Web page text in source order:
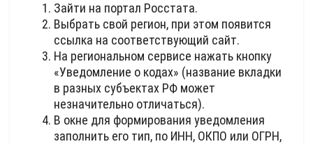
Зайти на портал Росстата.
Выбрать свой регион, при этом появится
ссылка на соответствующий сайт.
На региональном сервисе нажать кнопку
«Уведомление о кодах» (название вкладки
в разных субъектах РФ может
незначительно отличаться).
В окне для формирования уведомления
заполнить его тип, по ИНН, ОКПО или ОГРН,